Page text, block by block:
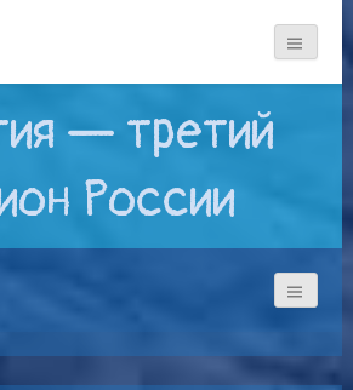
— третий
России